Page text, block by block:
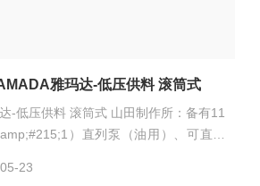
雅玛达-低压供料 滚筒式
-低压供料 滚筒式 山田制作所：备有11
）直列泵（油用）、可直接
SH-110A5（虹吸式）。 这些是气动鼓
23